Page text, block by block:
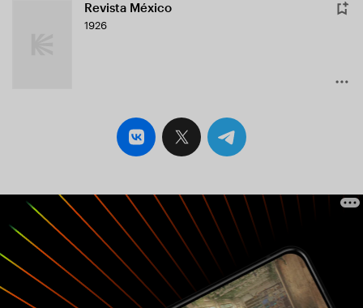
Revista México
1926